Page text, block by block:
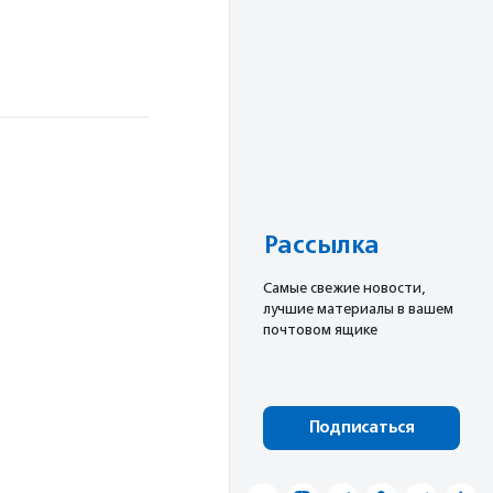
Рассылка
Cамые свежие новости,
лучшие материалы в вашем
почтовом ящике
Подписаться